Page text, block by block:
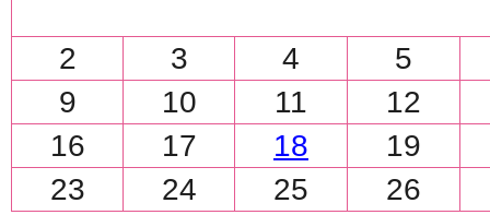
2 3 4
5
9
10 11
12
16
17 18
19
23
24 25 26